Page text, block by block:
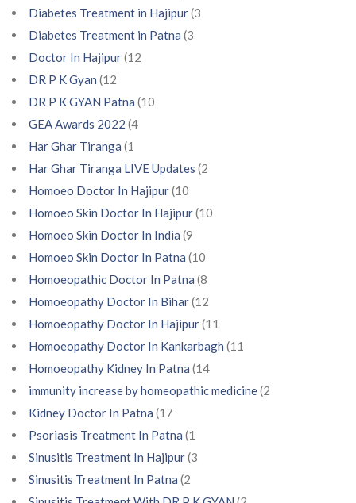
Diabetes Treatment in Hajipur(3
Diabetes Treatment in Patna (3
Doctor In Hajipur(12
DR P K Gyan (12
DR P K GYAN Patna (10
GEA Awards 2022 (4
Har Ghar Tiranga (1
Har Ghar Tiranga LIVE Updates (2
Homoeo Doctor In Hajipur(10
Homoeo Skin Doctor In Hajipur(10
Homoeo Skin Doctor In India (9
Homoeo Skin Doctor In Patna (10
Homoeopathic Doctor In Patna (8
Homoeopathy Doctor In Bihar(12
Homoeopathy Doctor In Hajipur(11
Homoeopathy Doctor In Kankarbagh (11
Homoeopathy Kidney In Patna (14
immunity increase by homeopathic medicine(2
Kidney Doctor In Patna (17
Psoriasis Treatment In Patna (1
Sinusitis Treatment In Hajipur(3
Sinusitis Treatment In Patna (2